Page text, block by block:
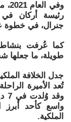
رئيسة أركان في
جنرال، في خطوة
كما عُرفت
طويلة، ما جعلها
جدل الخلافة
تُعد الأميرة
واسع كأحد أبرز
الملكية.